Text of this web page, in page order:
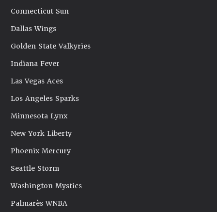
Connecticut Sun
Dallas Wings
Golden State Valkyries
Indiana Fever
Las Vegas Aces
Los Angeles Sparks
Minnesota Lynx
New York Liberty
Phoenix Mercury
Seattle Storm
Washington Mystics
Palmarès WNBA